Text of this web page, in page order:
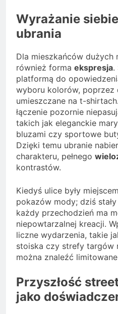
Wyrażanie
ubrania
Dla mieszkańców dużych
również forma ekspresja.
platformą do
wyboru kolorów, poprzez
umieszczane na t-
łączenie pozornie
takich jak eleganckie
bluzami czy sportowe
Dzięki temu ubranie
charakteru, pełnego
kontrastów.
Kiedyś ulice były
pokazów mody; dziś
każdy przechodzień ma
niepowtarzalnej kreacji.
liczne wydarzenia, takie
stoiska czy strefy targów
można znaleźć
Przyszłość
jako